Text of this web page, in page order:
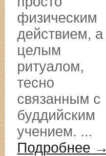
физическим
действием, а
целым
ритуалом,
тесно
связанным с
буддийским
учением. ...
Подробнее →